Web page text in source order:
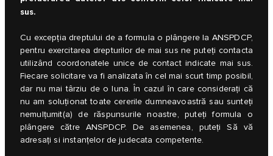
sus.
Cu excepția dreptului de a formula o plângere la ANSPDCP,
pentru exercitarea drepturilor de mai sus ne puteți contacta
utilizând coordonatele unice de contact indicate mai sus.
Fiecare solicitare va fi analizata în cel mai scurt timp posibil,
dar nu mai târziu de o luna. În cazul în care considerați că
nu am soluționat toate cererile dumneavoastră sau sunteți
nemulțumit(a) de răspunsurile noastre, puteți formula o
plângere către ANSPDCP. De asemenea, puteți Să vă
adresați si instanțelor de judecata competente.